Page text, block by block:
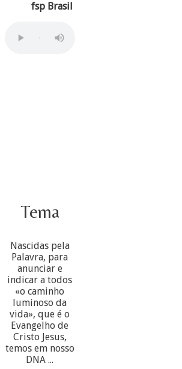
fsp Brasil
Tema
Nascidas pela
Palavra, para
anunciar e
indicar a todos
«o caminho
luminoso da
vida», que é o
Evangelho de
Cristo Jesus,
temos em nosso
DNA ...